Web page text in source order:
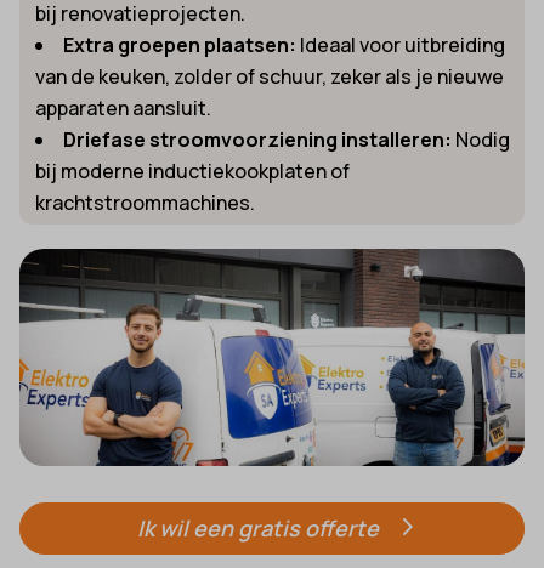
bij renovatieprojecten.
Extra groepen plaatsen: Ideaal voor uitbreiding
van de keuken, zolder of schuur, zeker als je nieuwe
apparaten aansluit.
Driefase stroomvoorziening installeren: Nodig
bij moderne inductiekookplaten of
krachtstroommachines.
Ik wil een gratis offerte